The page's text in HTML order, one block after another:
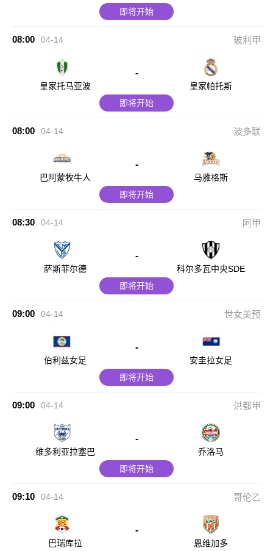
即将开始
08:00 04-14 玻利甲
皇家托马亚波
-
皇家帕托斯
即将开始
08:00 04-14 波多联
巴阿蒙牧牛人
-
马雅格斯
即将开始
08:30 04-14 阿甲
萨斯菲尔德
-
科尔多瓦中央SDE
即将开始
09:00 04-14 世女美预
伯利兹女足
-
安圭拉女足
即将开始
09:00 04-14 洪都甲
维多利亚拉塞巴
-
乔洛马
即将开始
09:10 04-14 哥伦乙
巴瑞库拉
-
恩维加多